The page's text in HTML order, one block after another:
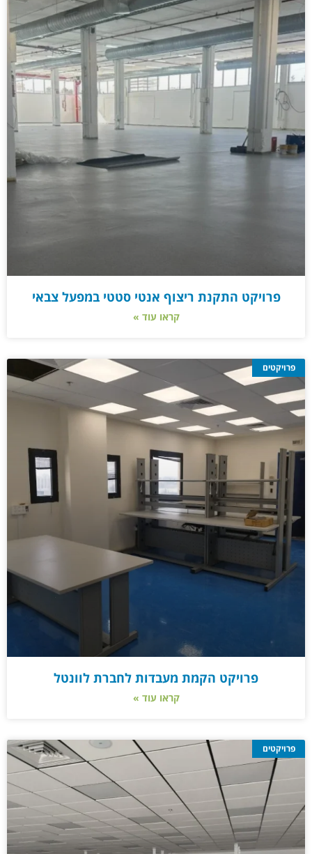
פרויקט התקנת ריצוף אנטי סטטי במפעל צבאי
קראו עוד »
פרויקטים
פרויקט הקמת מעבדות לחברת לוונטל
קראו עוד »
פרויקטים